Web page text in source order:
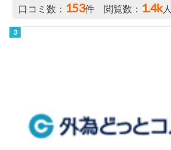
口コミ数： 153件 閲覧数： 1.4k人